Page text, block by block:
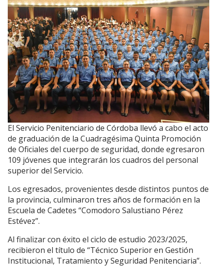
El Servicio Penitenciario de Córdoba llevó a cabo el acto
de graduación de la Cuadragésima Quinta Promoción
de Oficiales del cuerpo de seguridad, donde egresaron
109 jóvenes que integrarán los cuadros del personal
superior del Servicio.
Los egresados, provenientes desde distintos puntos de
la provincia, culminaron tres años de formación en la
Escuela de Cadetes “Comodoro Salustiano Pérez
Estévez”.
Al finalizar con éxito el ciclo de estudio 2023/2025,
recibieron el título de “Técnico Superior en Gestión
Institucional, Tratamiento y Seguridad Penitenciaria”.